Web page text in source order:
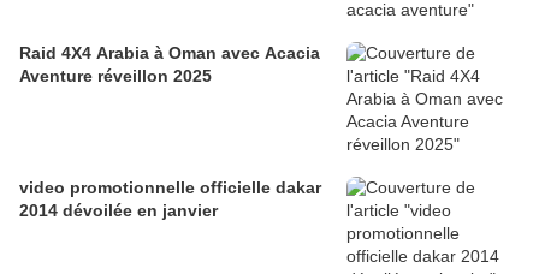
Raid 4X4 Arabia à Oman avec Acacia
Aventure réveillon 2025
video promotionnelle officielle dakar
2014 dévoilée en janvier